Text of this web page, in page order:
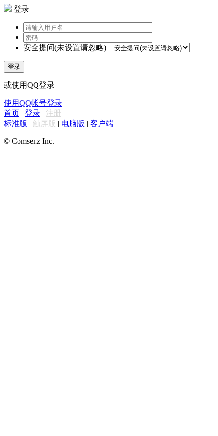
登录
安全提问(未设置请忽略)
登录
或使用QQ登录
使用QQ帐号登录
首页 | 登录 | 注册
标准版 | 触屏版 | 电脑版 | 客户端
© Comsenz Inc.